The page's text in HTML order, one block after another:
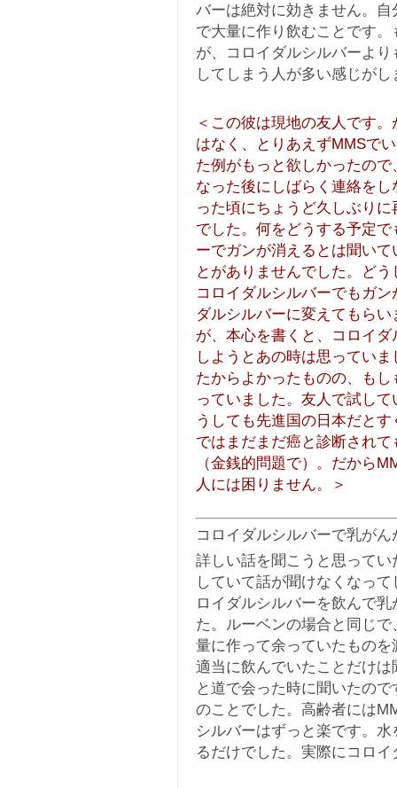
バーは絶対に効きません。
で大量に作り飲むことです
が、コロイダルシルバーよ
してしまう人が多い感じがし
＜この彼は現地の友人です
はなく、とりあえずMMSで
た例がもっと欲しかったの
なった後にしばらく連絡を
った頃にちょうど久しぶり
でした。何をどうする予定
ーでガンが消えるとは聞い
とがありませんでした。ど
コロイダルシルバーでもガ
ダルシルバーに変えてもら
が、本心を書くと、コロイ
しようとあの時は思ってい
たからよかったものの、も
っていました。友人で試し
うしても先進国の日本だと
ではまだまだ癌と診断され
（金銭的問題で）。だから
人には困りません。＞
コロイダルシルバーで乳が
詳しい話を聞こうと思って
していて話が聞けなくなっ
ロイダルシルバーを飲んで
た。ルーベンの場合と同じ
量に作って余っていたもの
適当に飲んでいたことだけ
と道で会った時に聞いたの
のことでした。高齢者には
シルバーはずっと楽です。
るだけでした。実際にコロ